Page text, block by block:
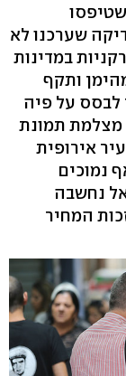
שערכנו לא
במדינות
ותקף
לבסס על פיה
מצלמת תמונת
אירופית
נמוכים
נחשבה
המחיר